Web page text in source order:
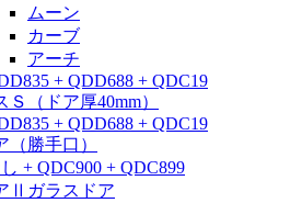
ムーン
カーブ
アーチ
+ QDD688 + QDC19
Ｓ（ドア厚40mm）
+ QDD688 + QDC19
（勝手口）
+ QDC900 + QDC899
Ⅱガラスドア